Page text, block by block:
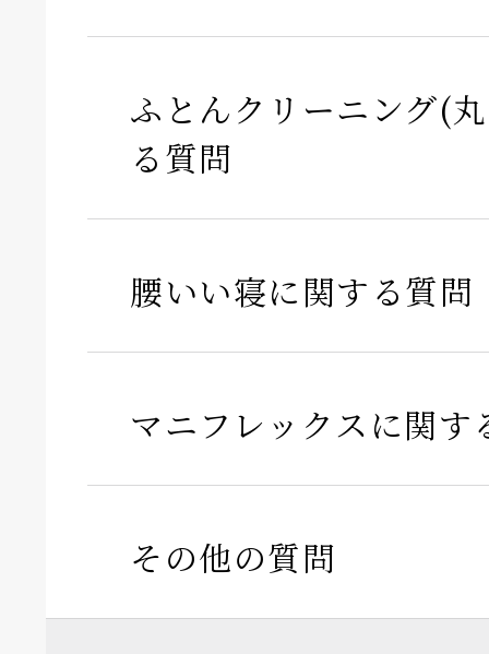
ふとんクリーニング(
る質問
腰いい寝に関する質問
マニフレックスに関す
その他の質問